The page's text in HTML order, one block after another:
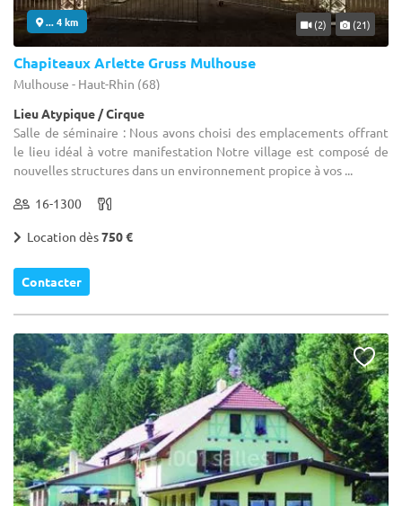
... 4 km (2) (21)
Chapiteaux Arlette Gruss Mulhouse
Mulhouse - Haut-Rhin (68)
Lieu Atypique / Cirque
Salle de séminaire : Nous avons choisi des emplacements offrant
le lieu idéal à votre manifestation Notre village est composé de
nouvelles structures dans un environnement propice à vos ...
16-1300
Location dès750 €
Contacter